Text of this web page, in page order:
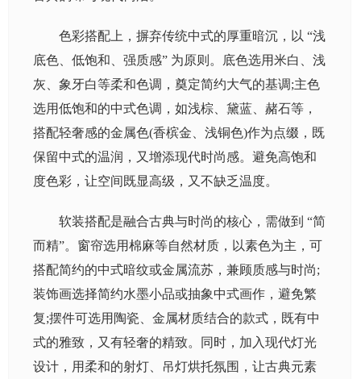
色彩搭配上，摒弃传统中式的厚重暗沉，以 “浅
底色、低饱和、强质感” 为原则。底色选用米白、浅
灰、象牙白等柔和色调，奠定简约大气的基调;主色
选用低饱和的中式色调，如浅棕、黛蓝、赭石等，
搭配轻奢感的金属色(香槟金、浅铜色)作为点缀，既
保留中式的温润，又增添现代时尚感。避免高饱和
度色彩，让空间既显高级，又不缺乏温度。
软装搭配是融合古典与时尚的核心，需做到 “简
而精”。窗帘选用棉麻等自然材质，以素色为主，可
搭配简约的中式暗纹或金属流苏，兼顾质感与时尚;
装饰画选择简约水墨小品或抽象中式画作，避免繁
复;摆件可选用陶瓷、金属材质结合的款式，既有中
式的雅致，又有轻奢的精致。同时，加入现代灯光
设计，用柔和的射灯、吊灯烘托氛围，让古典元素